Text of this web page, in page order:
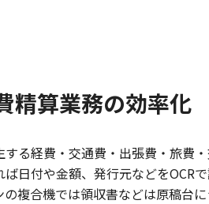
精算業務の効率化
する経費・交通費・出張費・旅費
ば日付や金額、発行元などをOCR
の複合機では領収書などは原稿台